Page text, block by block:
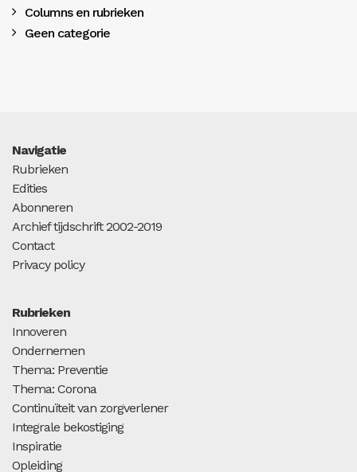
Columns en rubrieken
Geen categorie
Navigatie
Rubrieken
Edities
Abonneren
Archief tijdschrift 2002-2019
Contact
Privacy policy
Rubrieken
Innoveren
Ondernemen
Thema: Preventie
Thema: Corona
Continuïteit van zorgverlener
Integrale bekostiging
Inspiratie
Opleiding